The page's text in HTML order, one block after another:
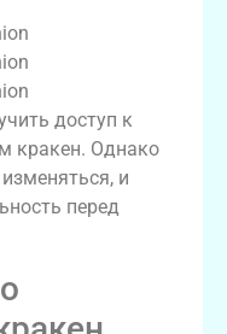
доступ к
кракен. Однако
и
перед